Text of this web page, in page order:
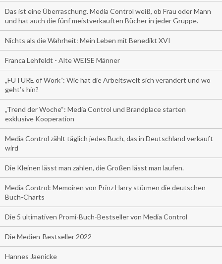
Das ist eine Überraschung. Media Control weiß, ob Frau oder Mann
und hat auch die fünf meistverkauften Bücher in jeder Gruppe.
Nichts als die Wahrheit: Mein Leben mit Benedikt XVI
Franca Lehfeldt - Alte WEISE Männer
„FUTURE of Work”: Wie hat die Arbeitswelt sich verändert und wo
geht’s hin?
„Trend der Woche“: Media Control und Brandplace starten
exklusive Kooperation
Media Control zählt täglich jedes Buch, das in Deutschland verkauft
wird
Die Kleinen lässt man zahlen, die Großen lässt man laufen.
Media Control: Memoiren von Prinz Harry stürmen die deutschen
Buch-Charts
Die 5 ultimativen Promi-Buch-Bestseller von Media Control
Die Medien-Bestseller 2022
Hannes Jaenicke